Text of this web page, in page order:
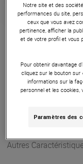
Le DJ Facade White
tissus blancs
DJ Facade.
Autres
Notre site et des
performances du site,
ceux que vous avez
pertinence, afficher la
et de votre profil et vous
Pour obtenir davantage
cliquez sur le bouton sur
informations sur la
personnel et les cookies,
Paramètres des